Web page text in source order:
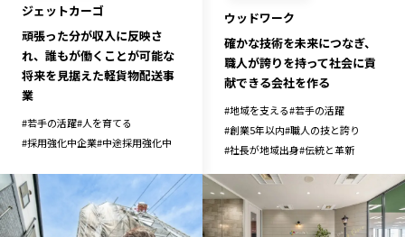
ジェットカーゴ
頑張った分が収入に反映さ
れ、誰もが働くことが可能な
将来を見据えた軽貨物配送事
業
#若手の活躍#人を育てる
#採用強化中企業#中途採用強化中
ウッドワーク
確かな技術を未来につなぎ、
職人が誇りを持って社会に貢
献できる会社を作る
#地域を支える#若手の活躍
#創業5年以内#職人の技と誇り
#社長が地域出身#伝統と革新